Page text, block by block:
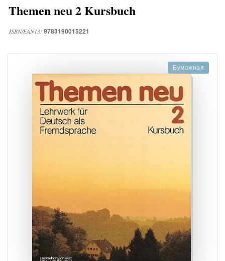
Themen neu 2 Kursbuch
ISBN/EAN13: 9783190015221
Бумажная